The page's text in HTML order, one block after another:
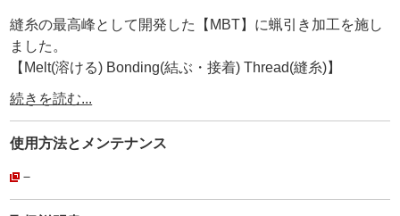
縫糸の最高峰として開発した【MBT】に蝋引き加工を施し
ました。
【Melt(溶ける) Bonding(結ぶ・接着) Thread(縫糸)】
・
ーMBTとはー
撚り加工の際、3本糸の中心に【熱融着糸(ボンド糸)】を入
れ込んだ後、熱処理する事で熱融着糸を溶かし、3本糸の
【中心から接着させる事に成功した】画期的な縫糸です。
(3枚目画像参照)
続きを読む...
使用方法と メンテナンス
－